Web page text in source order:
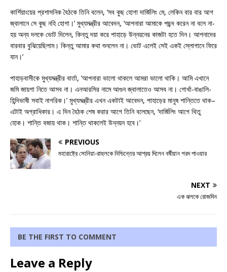
কার্শিয়াংয়ের প্রশাসনিক বৈঠকে তিনি বলেন, ‘সব কুছ হোগা দার্জিলিং মে, লেকিন বার বার আগ
জ্বালানে সে কুছ নহি হোগা।’ মুখ্যমন্ত্রীর আবেদন, ‘আপনারা আমাকে পছন্দ করেন না বলে না-
হয় অন্য দলকে ভোট দিলেন, কিন্তু দয়া করে পাহাড়ে উন্নয়নের কাজটা হতে দিন। আপনাদের
বারবার বুঝিয়েছিলাম। কিন্তু আমার কথা শুনলেন না। ভোট এলেই সেই একই স্লোগানে ফিরে
যান।’
পাহাড়বাসীকে মুখ্যমন্ত্রীর বার্তা, ‘আপনারা ভালো থাকলে আমরা ভালো থাকি। আমি এখানে
জমি জায়গা নিতে আসব না। এনআরসির নামে আগুন জ্বালাতেও আসব না। গোর্খা-বাঙালি-
হিন্দিভাষী সবাই নাগরিক।’ মুখ্যমন্ত্রীর এখন একটাই আবেদন, পাহাড়ের মানুষ শান্তিতে থাক–
এটাই অগ্রাধিকার। এ দিন বৈঠক শেষ করার আগে তিনি বলেছেন, ‘দার্জিলিং আগে থিতু
হোক। শান্তি বজায় থাক। শান্তি থাকলেই উন্নয়ন হবে।’
PREVIOUS
মহারাষ্ট্রে সোনিয়া-রাহুলকে নিশ্চিন্তের আশ্রয় দিলেন বর্ষীয়ান শরদ পাওয়ার
NEXT
এক ঝলকে রোজদিন
BE THE FIRST TO COMMENT
Leave a Reply